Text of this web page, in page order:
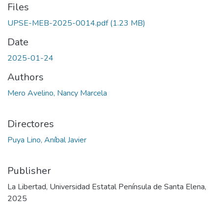
Files
UPSE-MEB-2025-0014.pdf(1.23 MB)
Date
2025-01-24
Authors
Mero Avelino, Nancy Marcela
Directores
Puya Lino, Aníbal Javier
Publisher
La Libertad, Universidad Estatal Península de Santa Elena,
2025